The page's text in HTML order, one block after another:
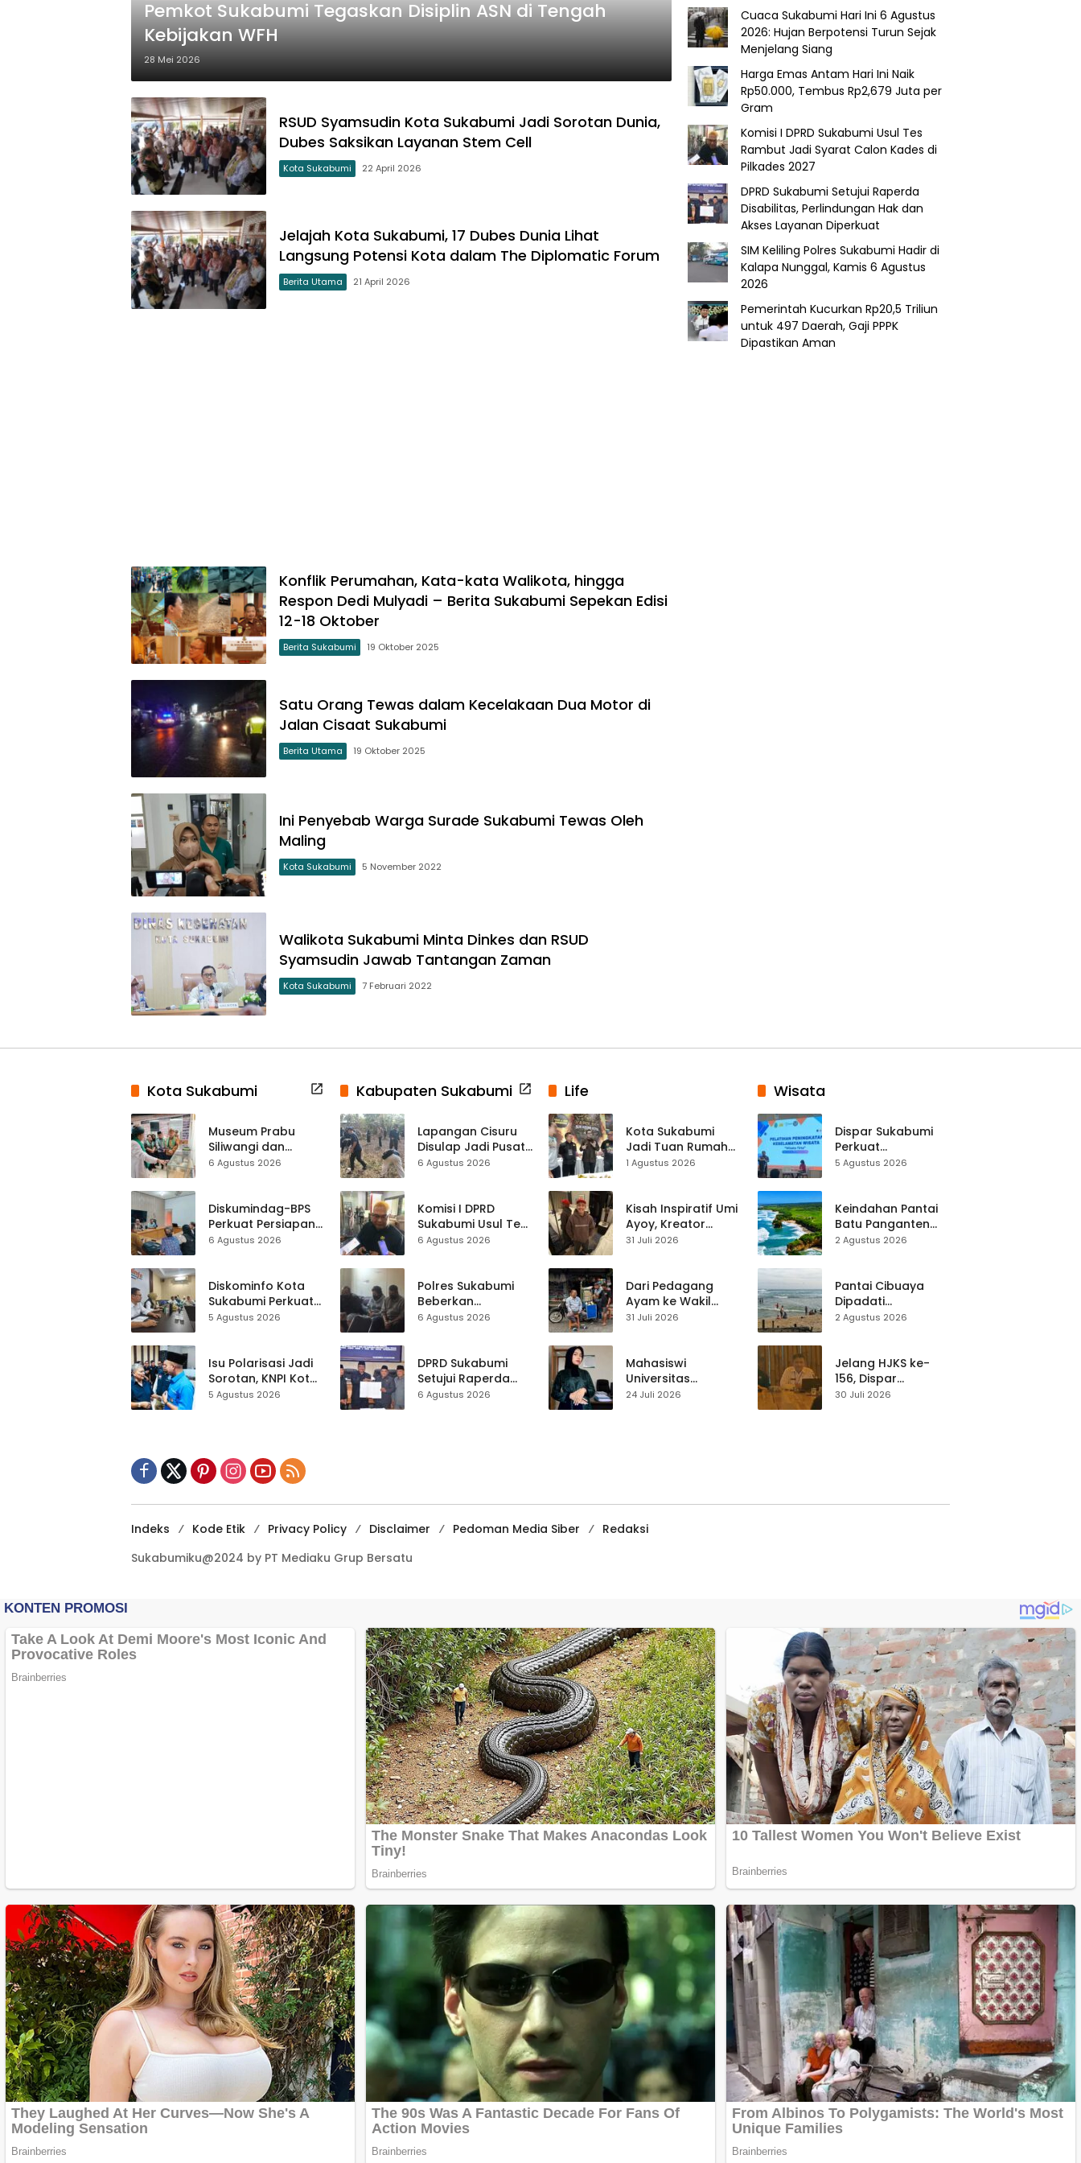
Pemkot Sukabumi Tegaskan Disiplin ASN di Tengah
Kebijakan WFH
28 Mei 2026
RSUD Syamsudin Kota Sukabumi Jadi Sorotan Dunia,
Dubes Saksikan Layanan Stem Cell
Kota Sukabumi 22 April 2026
Jelajah Kota Sukabumi, 17 Dubes Dunia Lihat
Langsung Potensi Kota dalam The Diplomatic Forum
Berita Utama 21 April 2026
Konflik Perumahan, Kata-kata Walikota, hingga
Respon Dedi Mulyadi – Berita Sukabumi Sepekan Edisi
12-18 Oktober
Berita Sukabumi 19 Oktober 2025
Satu Orang Tewas dalam Kecelakaan Dua Motor di
Jalan Cisaat Sukabumi
Berita Utama 19 Oktober 2025
Ini Penyebab Warga Surade Sukabumi Tewas Oleh
Maling
Kota Sukabumi 5 November 2022
Walikota Sukabumi Minta Dinkes dan RSUD
Syamsudin Jawab Tantangan Zaman
Kota Sukabumi 7 Februari 2022
Cuaca Sukabumi Hari Ini 6 Agustus
2026: Hujan Berpotensi Turun Sejak
Menjelang Siang
Harga Emas Antam Hari Ini Naik
Rp50.000, Tembus Rp2,679 Juta per
Gram
Komisi I DPRD Sukabumi Usul Tes
Rambut Jadi Syarat Calon Kades di
Pilkades 2027
DPRD Sukabumi Setujui Raperda
Disabilitas, Perlindungan Hak dan
Akses Layanan Diperkuat
SIM Keliling Polres Sukabumi Hadir di
Kalapa Nunggal, Kamis 6 Agustus
2026
Pemerintah Kucurkan Rp20,5 Triliun
untuk 497 Daerah, Gaji PPPK
Dipastikan Aman
Kota Sukabumi
Museum Prabu
Siliwangi dan
Museum Keramik
Hampir 500 Koleksi
Dipisahkan
6 Agustus 2026
Diskumindag-BPS
Perkuat Persiapan
Sensus Ekonomi,
Terbuka Beri Data
6 Agustus 2026
Diskominfo Kota
Sukabumi Perkuat
Satu Data
Kewilayahan
Dikebut
5 Agustus 2026
Isu Polarisasi Jadi
Sorotan, KNPI Kota
Sukabumi Ajak
5 Agustus 2026
Kabupaten Sukabumi
Lapangan Cisuru
Disulap Jadi Pusat
Perayaan HUT RI,
Satukan Tenaga
6 Agustus 2026
Komisi I DPRD
Sukabumi Usul Tes
Rambut Jadi
2027
6 Agustus 2026
Polres Sukabumi
Beberkan
Kronologi
dalam Kasus Sabu
6 Agustus 2026
DPRD Sukabumi
Setujui Raperda
Disabilitas,
6 Agustus 2026
Life
Kota Sukabumi
Jadi Tuan Rumah
Kontes Batu Akik
1 Agustus 2026
Kisah Inspiratif Umi
Ayoy, Kreator
TikTok Asal
Live Streaming
31 Juli 2026
Dari Pedagang
Ayam ke Wakil
Ketua DPRD, H.
Pasar Cisaat
31 Juli 2026
Mahasiswi
Universitas
Muhammadiyah
24 Juli 2026
Wisata
Dispar Sukabumi
Perkuat
Keselamatan
Mitigasi hingga
Teknik Evakuasi
5 Agustus 2026
Keindahan Pantai
Batu Panganten
Mulai Dilirik
2 Agustus 2026
Pantai Cibuaya
Dipadati
Wisatawan,
Waspada
2 Agustus 2026
Jelang HJKS ke-
156, Dispar
Kabupaten
30 Juli 2026
Indeks Kode Etik Privacy Policy Disclaimer Pedoman Media Siber
Redaksi
Sukabumiku@2024 by PT Mediaku Grup Bersatu